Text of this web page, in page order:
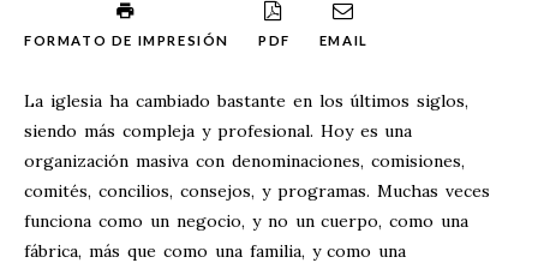
FORMATO DE IMPRESIÓN PDF EMAIL
La iglesia ha cambiado bastante en los últimos siglos,
siendo más compleja y profesional. Hoy es una
organización masiva con denominaciones, comisiones,
comités, concilios, consejos, y programas. Muchas veces
funciona como un negocio, y no un cuerpo, como una
fábrica, más que como una familia, y como una